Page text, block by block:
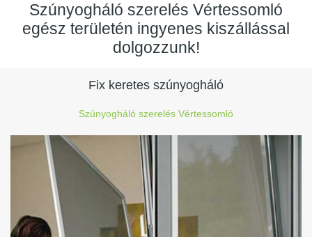
Szúnyogháló szerelés Vértessomló
egész területén ingyenes kiszállással
dolgozzunk!
Fix keretes szúnyogháló
Szúnyogháló szerelés Vértessomló